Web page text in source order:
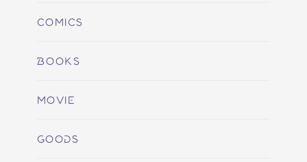
COMICS
BOOKS
MOVIE
GOODS